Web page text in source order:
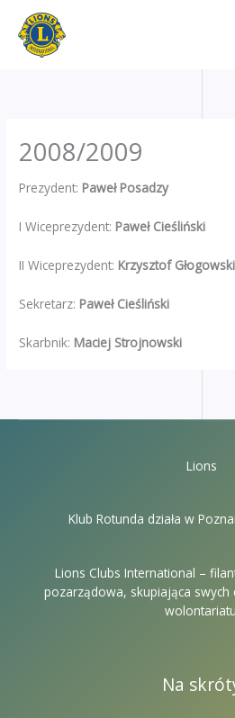
Przejdź
treści
2008/2009
Prezydent: Paweł Posadzy
I Wiceprezydent: Paweł Cieśliński
II Wiceprezydent: Krzysztof Głogowski
Sekretarz: Paweł Cieśliński
Skarbnik: Maciej Strojnowski
Lions
Klub Rotunda działa w
Lions Clubs International –
pozarządowa, skupiająca swych
Na